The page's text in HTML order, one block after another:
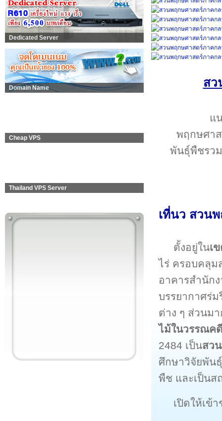
Dedicated Server
Domain Name
Cheap VPS
Thailand VPS Server
สว
แ
พฤกษศาส
พันธุ์พืชรวม
เที่นว สวน
ตั้งอยู่ในเ
ไร่ ครอบคลุม
อาคารสำนัก
บรรยากาศร่
ต่าง ๆ ส่วนม
ไม้ในวรรณค
2484 เป็นสว
ศึกษาวิจัยพัน
พืช และเป็นส
เปิดให้เข้